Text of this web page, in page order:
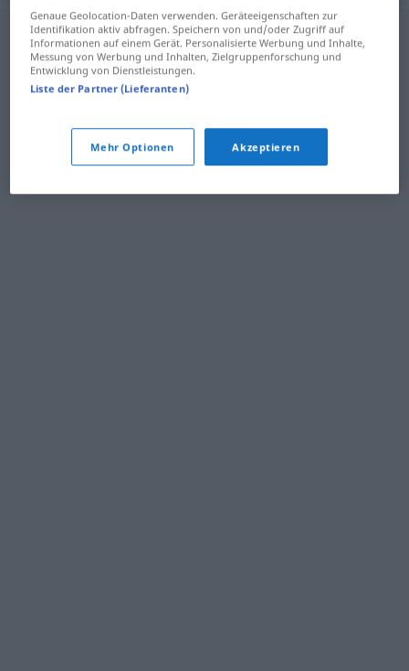
Genaue Geolocation-Daten verwenden. Geräteeigenschaften zur
Identifikation aktiv abfragen. Speichern von und/oder Zugriff auf
Informationen auf einem Gerät. Personalisierte Werbung und Inhalte,
Messung von Werbung und Inhalten, Zielgruppenforschung und
Entwicklung von Dienstleistungen.
Liste der Partner (Lieferanten)
Mehr Optionen Akzeptieren